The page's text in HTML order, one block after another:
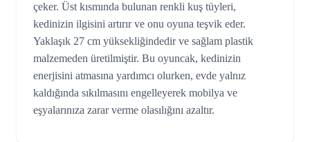
çeker. Üst kısmında bulunan renkli kuş tüyleri,
kedinizin ilgisini artırır ve onu oyuna teşvik eder.
Yaklaşık 27 cm yüksekliğindedir ve sağlam plastik
malzemeden üretilmiştir. Bu oyuncak, kedinizin
enerjisini atmasına yardımcı olurken, evde yalnız
kaldığında sıkılmasını engelleyerek mobilya ve
eşyalarınıza zarar verme olasılığını azaltır.